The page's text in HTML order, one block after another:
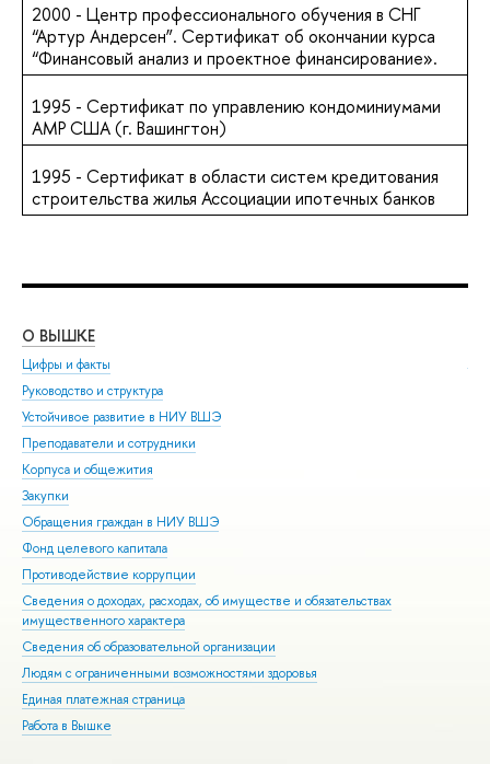
2000 - Центр профессионального обучения в СНГ
“Артур Андерсен”. Сертификат об окончании курса
“Финансовый анализ и проектное финансирование».
1995 - Сертификат по управлению кондоминиумами
АМР США (г. Вашингтон)
1995 - Сертификат в области систем кредитования
строительства жилья Ассоциации ипотечных банков
О ВЫШКЕ
Цифры и факты
Руководство и структура
Устойчивое развитие в НИУ ВШЭ
Преподаватели и сотрудники
Корпуса и общежития
Закупки
Обращения граждан в НИУ ВШЭ
Фонд целевого капитала
Противодействие коррупции
Сведения о доходах, расходах, об имуществе и обязательствах
имущественного характера
Сведения об образовательной организации
Людям с ограниченными возможностями здоровья
Единая платежная страница
Работа в Вышке